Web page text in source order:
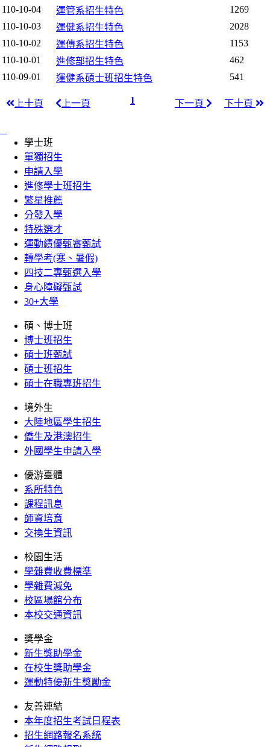
110-10-04
運管系招生特色
1269
110-10-03
運健系招生特色
2028
110-10-02
運傳系招生特色
1153
110-10-01
進修部招生特色
462
110-09-01
運健系碩士班招生特色 541
上十頁 上一頁 下一頁 下十頁
1
學士班
單獨招生
申請入學
進修學士班招生
繁星推薦
分發入學
特殊選才
運動績優甄審甄試
轉學考(寒、暑假)
四技二專甄選入學
身心障礙甄試
30+大學
碩、博士班
博士班招生
碩士班甄試
碩士班招生
碩士在職專班招生
境外生
大陸地區學生招生
僑生及港澳招生
外國學生申請入學
優游臺體
系所特色
課程訊息
師資培育
交換生資訊
校園生活
學雜費收費標準
學雜費減免
校區場館分布
本校交通資訊
獎學金
新生獎助學金
在校生獎助學金
運動特優新生獎勵金
友善連結
本年度招生考試日程表
招生網路報名系統